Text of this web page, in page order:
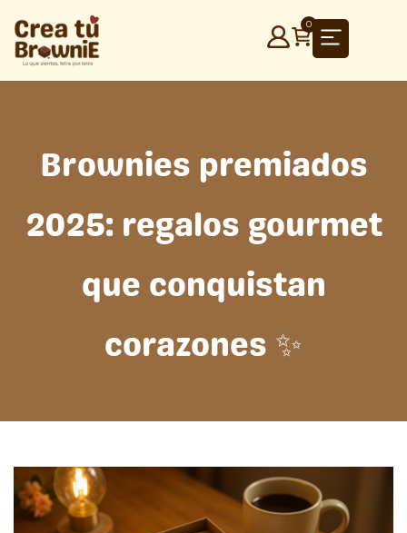
contenido
0
Brownies premiados
2025: regalos gourmet
que conquistan
corazones ✨